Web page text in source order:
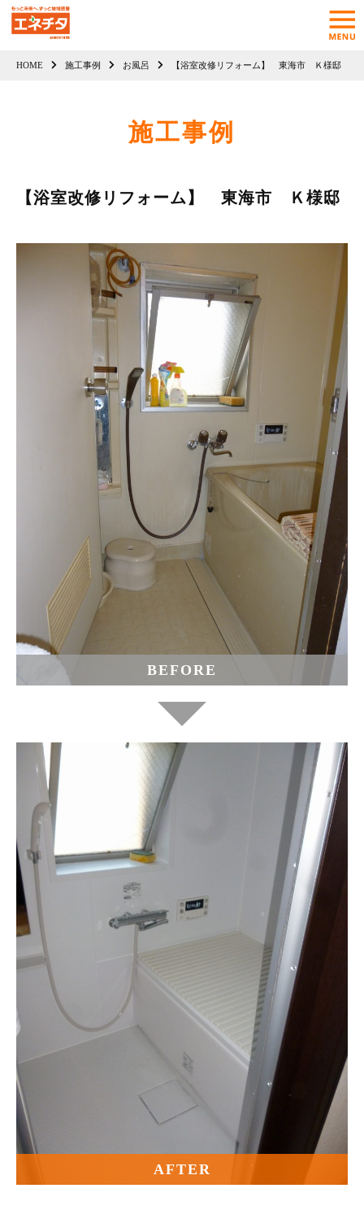
HOME 施工事例 お風呂 【浴室改修リフォーム】 東海市 Ｋ様邸
施工事例
【浴室改修リフォーム】 東海市 Ｋ様邸
BEFORE
AFTER